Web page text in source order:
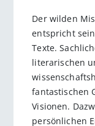
Der wilden
entspricht
Texte.
literarischen
fantastischen
Visionen.
persönlichen